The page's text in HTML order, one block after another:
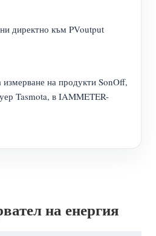
директно към PVoutput
измерване на продукти SonOff,
Tasmota, в IAMMETER-
на енергия